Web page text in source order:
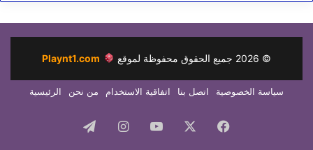
©
2026 جميع الحقوق محفوظة لموقع Playnt1.com
سياسة الخصوصية اتصل بنا اتفاقية الاستخدام من نحن الرئيسية
فيسبوك ‫YouTubeانستقرامتيلقرام